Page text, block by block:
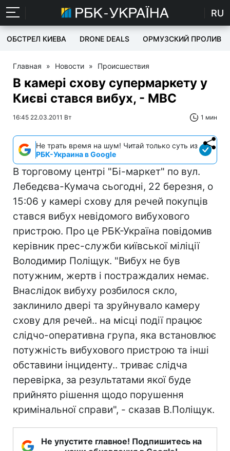
RU
ОБСТРЕЛ КИЕВА DRONE DEALS ОРМУЗСКИЙ ПРОЛИВ
Главная » Новости » Происшествия
В камері схову супермаркету у
Києві стався вибух, - МВС
16:45 22.03.2011 Вт 1 мин
Не трать время на шум! Читай только суть из
РБК-Украина в Google
В торговому центрі "Бі-маркет" по вул.
Лебедєва-Кумача сьогодні, 22 березня, о
15:06 у камері схову для речей покупців
стався вибух невідомого вибухового
пристрою. Про це РБК-Україна повідомив
керівник прес-служби київської міліції
Володимир Поліщук. "Вибух не був
потужним, жертв і постраждалих немає.
Внаслідок вибуху розбилося скло,
заклинило двері та зруйнувало камеру
схову для речей.. на місці події працює
слідчо-оперативна група, яка встановлює
потужність вибухового пристрою та інші
обставини інциденту.. триває слідча
перевірка, за результатами якої буде
прийнято рішення щодо порушення
кримінальної справи", - сказав В.Поліщук.
Не упустите главное! Подпишитесь на